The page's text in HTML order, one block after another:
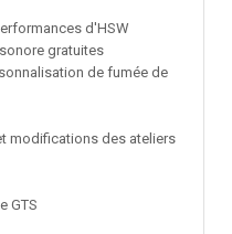
d'HSW
gratuites
de fumée de
modifications des ateliers
GTS